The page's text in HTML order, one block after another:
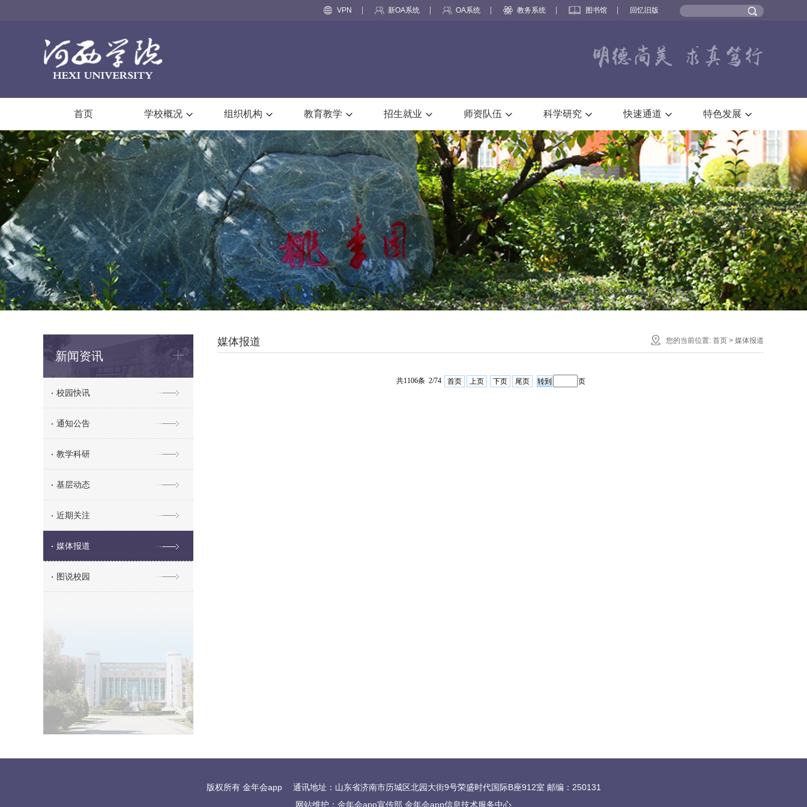
VPN 新OA系统 OA系统 教务系统 图书馆 回忆旧版
首页 学校概况 组织机构 教育教学 招生就业 师资队伍 科学研究 快速通道 特色发展
新闻资讯
校园快讯
通知公告
教学科研
基层动态
近期关注
媒体报道
图说校园
媒体报道 您的当前位置: 首页 > 媒体报道
共1106条 2/74 首页 上页 下页 尾页 页
版权所有 金年会app
通讯地址：山东省济南市历城区北园大街9号荣盛时代国际B座912室 邮编：250131
网站维护：金年会app宣传部 金年会app信息技术服务中心